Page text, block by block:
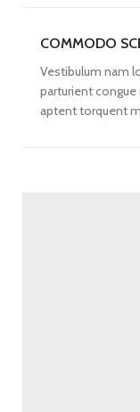
COMMODO
Vestibulum nam
parturient
aptent torquent